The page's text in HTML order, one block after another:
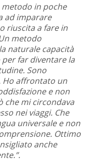
metodo in poche
ad imparare
riuscita a fare in
metodo
naturale capacità
far diventare la
Sono
Ho affrontato un
e non
che mi circondava
nei viaggi. Che
universale e non
Ottimo
anche